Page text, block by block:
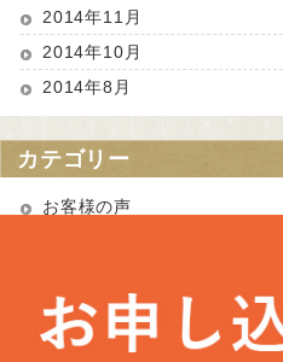
2014年11月
2014年10月
2014年8月
カテゴリー
お客様の声
最近の投稿